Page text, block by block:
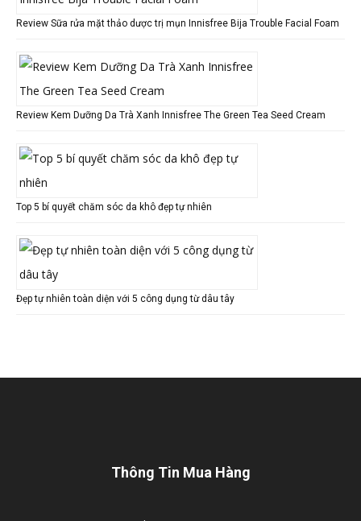
Review Sữa rửa mặt thảo dược trị mụn Innisfree Bija Trouble Facial Foam
Review Kem Dưỡng Da Trà Xanh Innisfree The Green Tea Seed Cream
Top 5 bí quyết chăm sóc da khô đẹp tự nhiên
Đẹp tự nhiên toàn diện với 5 công dụng từ dâu tây
Thông Tin Mua Hàng